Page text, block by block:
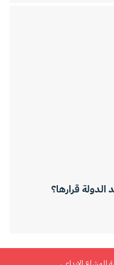
قرارها؟